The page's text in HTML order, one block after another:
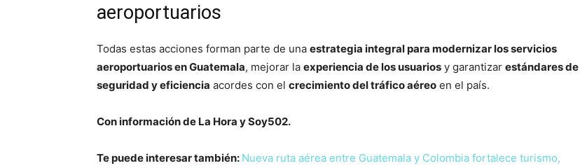
aeroportuarios
Todas estas acciones forman parte de una estrategia integral para modernizar los servicios
aeroportuarios en Guatemala, mejorar la experiencia de los usuarios y garantizar estándares de
seguridad y eficiencia acordes con el crecimiento del tráfico aéreo en el país.
Con información de La Hora y Soy502.
Te puede interesar también: Nueva ruta aérea entre Guatemala y Colombia fortalece turismo,